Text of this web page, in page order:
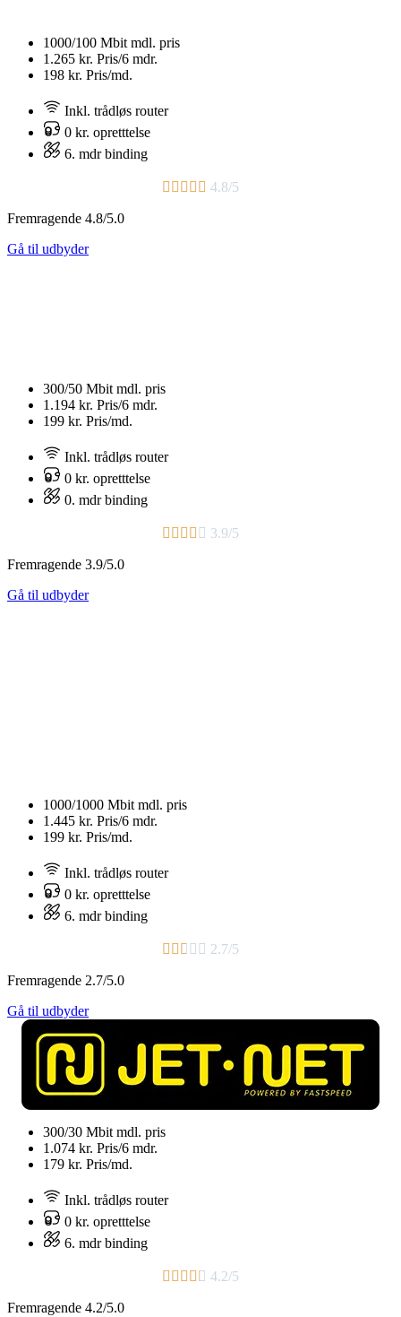
1000/100 Mbit mdl. pris
1.265 kr. Pris/6 mdr.
198 kr. Pris/md.
Inkl. trådløs router
0 kr. opretttelse
6. mdr binding​
     4.8/5
Fremragende 4.8/5.0
Gå til udbyder
300/50 Mbit mdl. pris
1.194 kr. Pris/6 mdr.
199 kr. Pris/md.
Inkl. trådløs router
0 kr. opretttelse
0. mdr binding
     3.9/5
Fremragende 3.9/5.0
Gå til udbyder
1000/1000 Mbit mdl. pris
1.445 kr. Pris/6 mdr.
199 kr. Pris/md.
Inkl. trådløs router
0 kr. opretttelse
6. mdr binding​
     2.7/5
Fremragende 2.7/5.0
Gå til udbyder
300/30 Mbit mdl. pris
1.074 kr. Pris/6 mdr.
179 kr. Pris/md.
Inkl. trådløs router
0 kr. opretttelse
6. mdr binding​
     4.2/5
Fremragende 4.2/5.0